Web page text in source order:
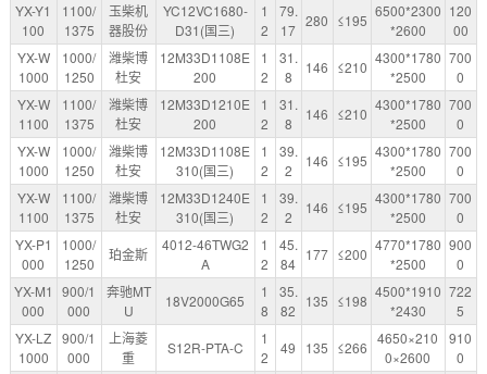
YX-Y1
100
1100/
1375
玉柴机
器股份
YC12VC1680-
D31(国三)
1
2
79.
17
280 ≤195
6500*2300
*2600
120
00
YX-W
1000
1000/
1250
潍柴博
杜安
12M33D1108E
200
1
2
31.
8
146 ≤210
4300*1780
*2500
700
0
YX-W
1100
1100/
1375
潍柴博
杜安
12M33D1210E
200
1
2
31.
8
146 ≤210
4300*1780
*2500
700
0
YX-W
1000
1000/
1250
潍柴博
杜安
12M33D1108E
310(国三)
1
2
39.
2
146 ≤195
4300*1780
*2500
700
0
YX-W
1100
1100/
1375
潍柴博
杜安
12M33D1240E
310(国三)
1
2
39.
2
146 ≤195
4300*1780
*2500
700
0
YX-P1
000
1000/
1250
珀金斯
4012-46TWG2
A
1
2
45.
84
177 ≤200
4770*1780
*2500
900
0
YX-M1
000
900/1
000
奔驰MT
U
18V2000G65
1
8
35.
82
135 ≤198
4500*1910
*2430
722
5
YX-LZ
1000
900/1
000
上海菱
重
S12R-PTA-C
1
2
49 135 ≤266
4650×210
0×2600
910
0